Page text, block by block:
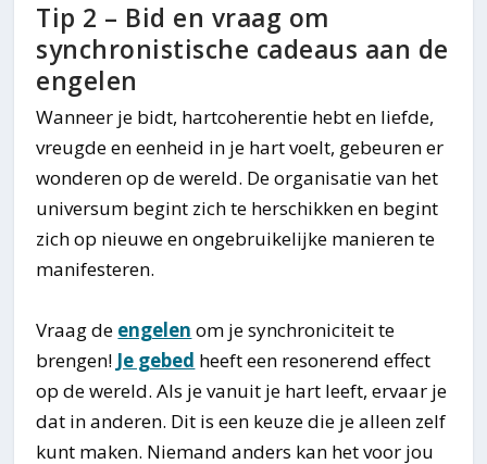
Tip 2 – Bid en vraag om
synchronistische cadeaus aan de
engelen
Wanneer je bidt, hartcoherentie hebt en liefde,
vreugde en eenheid in je hart voelt, gebeuren er
wonderen op de wereld. De organisatie van het
universum begint zich te herschikken en begint
zich op nieuwe en ongebruikelijke manieren te
manifesteren.
Vraag de engelen om je synchroniciteit te
brengen! Je gebed heeft een resonerend effect
op de wereld. Als je vanuit je hart leeft, ervaar je
dat in anderen. Dit is een keuze die je alleen zelf
kunt maken. Niemand anders kan het voor jou